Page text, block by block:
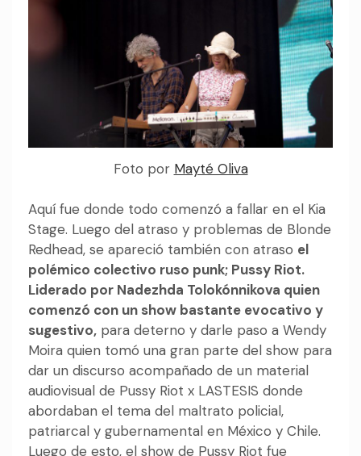
Foto por Mayté Oliva
Aquí fue donde todo comenzó a fallar en el Kia
Stage. Luego del atraso y problemas de Blonde
Redhead, se apareció también con atraso el
polémico colectivo ruso punk; Pussy Riot.
Liderado por Nadezhda Tolokónnikova quien
comenzó con un show bastante evocativo y
sugestivo, para deterno y darle paso a Wendy
Moira quien tomó una gran parte del show para
dar un discurso acompañado de un material
audiovisual de Pussy Riot x LASTESIS donde
abordaban el tema del maltrato policial,
patriarcal y gubernamental en México y Chile.
Luego de esto, el show de Pussy Riot fue